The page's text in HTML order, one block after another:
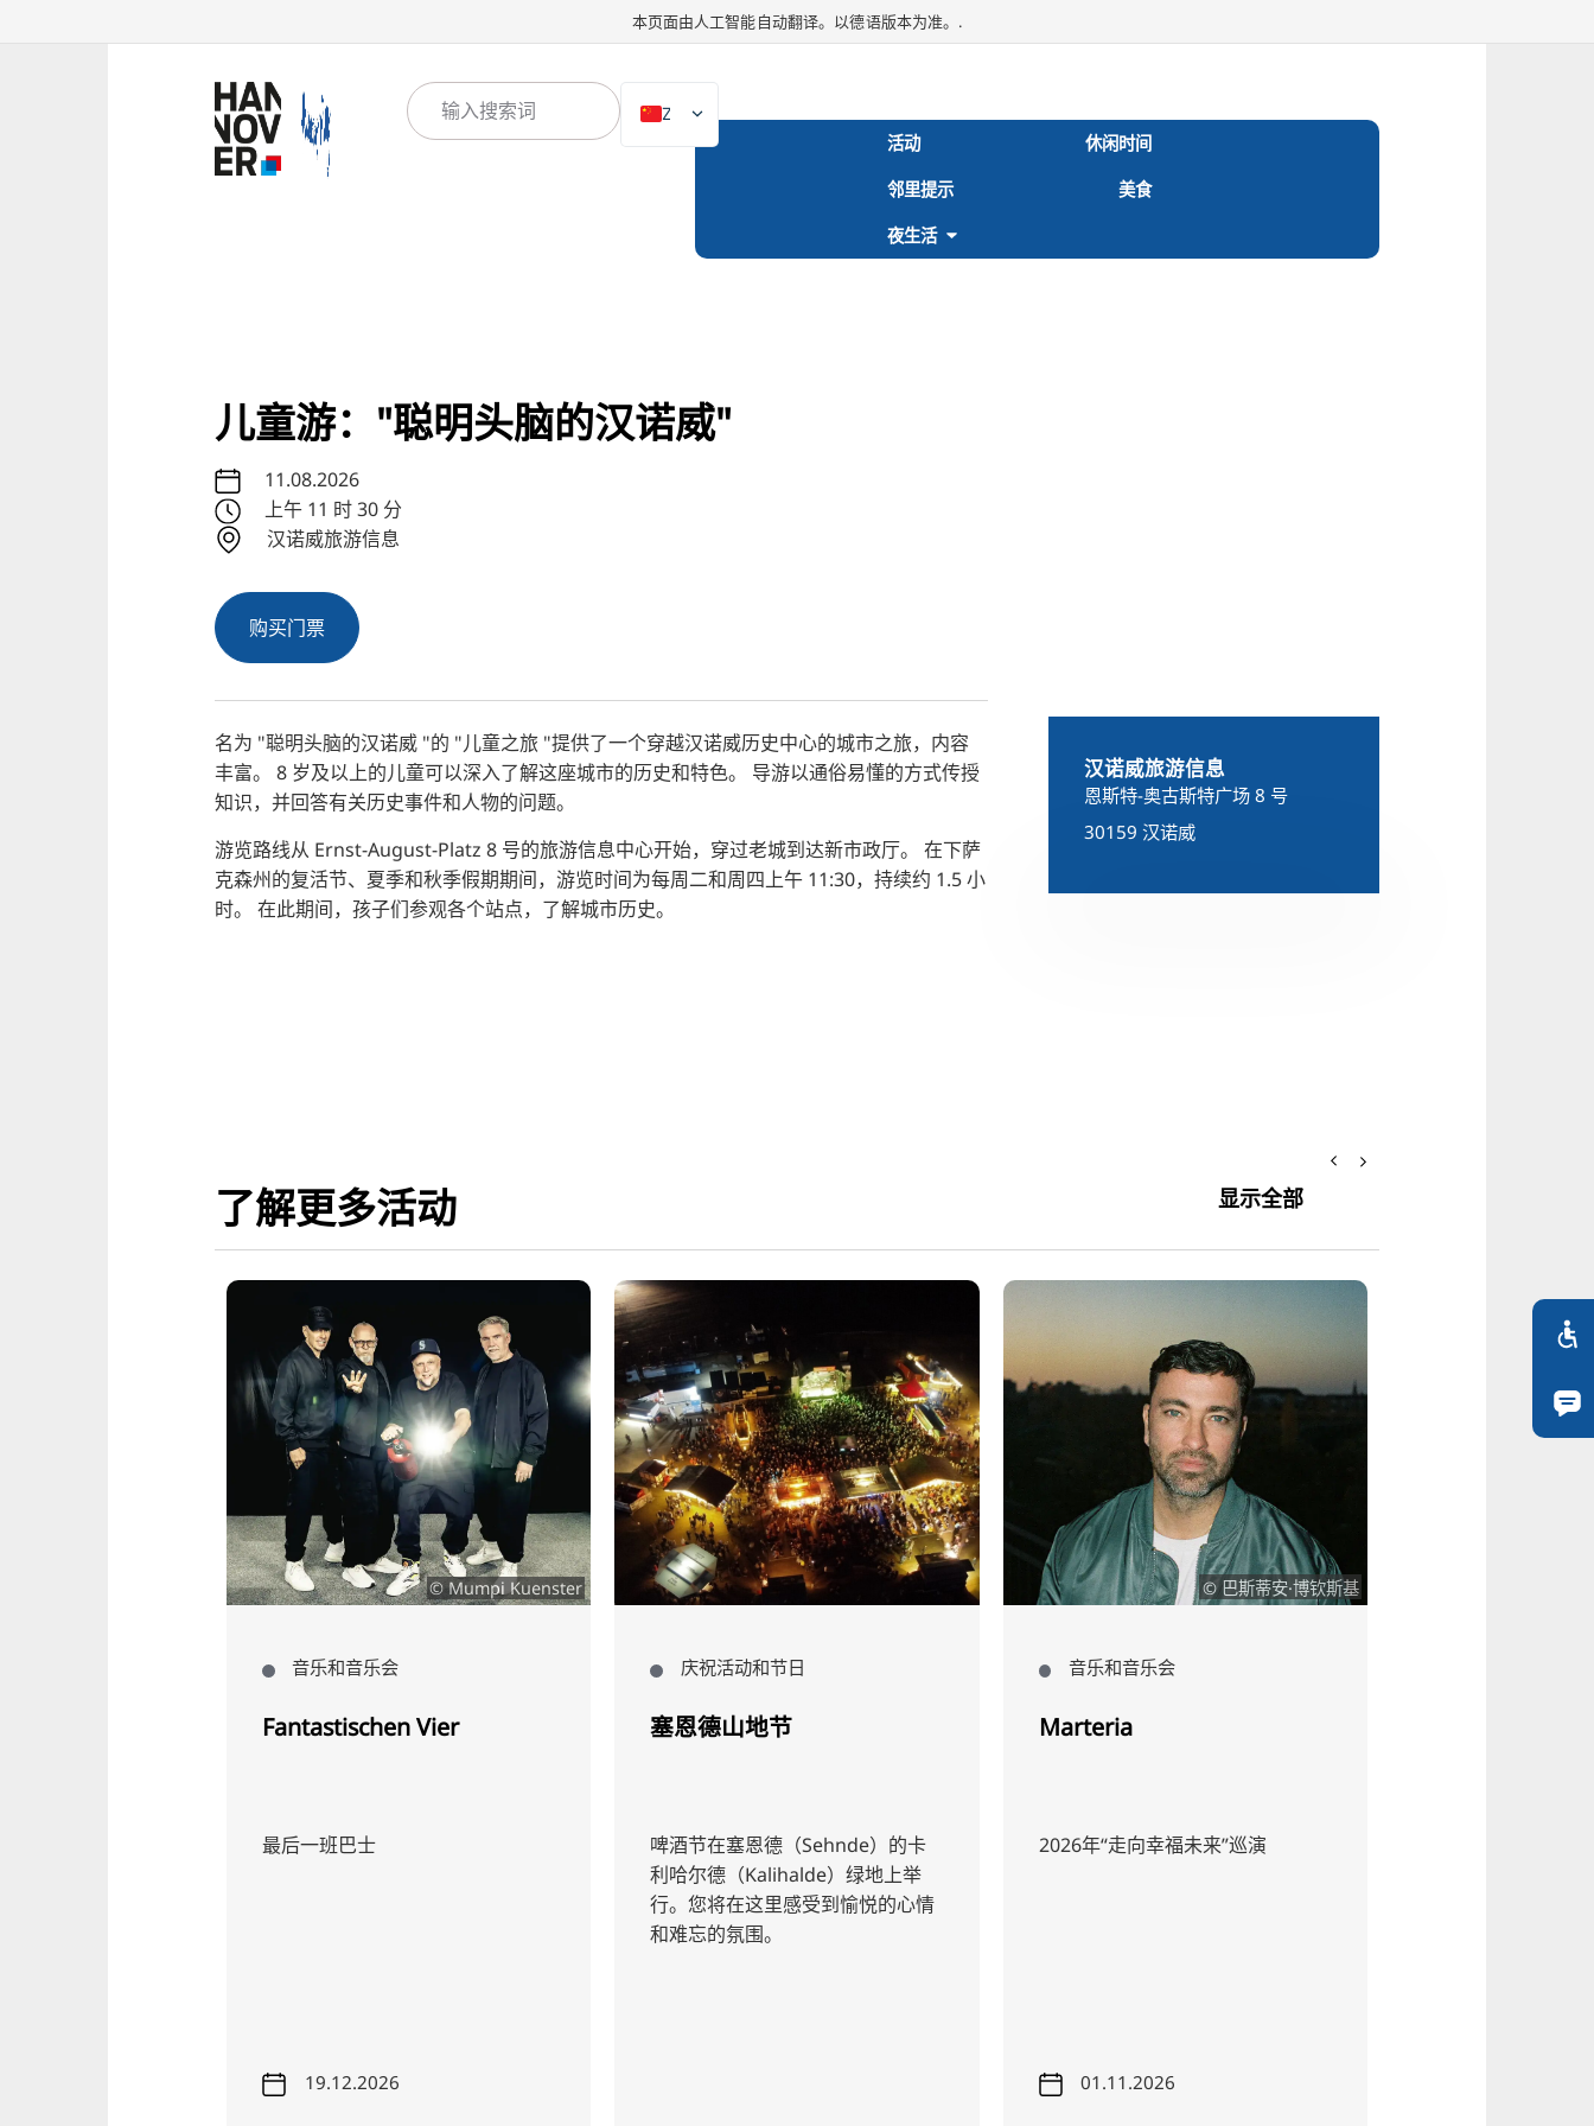
本页面由人工智能自动翻译。以德语版本为准。.
DE
SV
JA
UK
BG
活动 休闲时间
邻里提示 美食
夜生活
儿童游："聪明头脑的汉诺威"
11.08.2026
上午 11 时 30 分
汉诺威旅游信息
购买门票
名为 "聪明头脑的汉诺威 "的 "儿童之旅 "提供了一个穿越汉诺威历史中心的城市之旅，内容
丰富。
8 岁及以上的儿童可以深入了解这座城市的历史和特色。
导游以通俗易懂的方式传授
知识，并回答有关历史事件和人物的问题。
游览路线从 Ernst-August-Platz 8 号的旅游信息中心开始，穿过老城到达新市政厅。
在下萨
克森州的复活节、夏季和秋季假期期间，游览时间为每周二和周四上午 11:30，持续约 1.5 小
时。
在此期间，孩子们参观各个站点，了解城市历史。
汉诺威旅游信息
恩斯特-奥古斯特广场 8 号
30159 汉诺威
了解更多活动 显示全部
© Mumpi Kuenster
音乐和音乐会
Fantastischen Vier
最后一班巴士
19.12.2026
庆祝活动和节日
塞恩德山地节
啤酒节在塞恩德（Sehnde）的卡
利哈尔德（Kalihalde）绿地上举
行。您将在这里感受到愉悦的心情
和难忘的氛围。
© 巴斯蒂安·博钦斯基
音乐和音乐会
Marteria
2026年“走向幸福未来”巡演
01.11.2026
Ruby